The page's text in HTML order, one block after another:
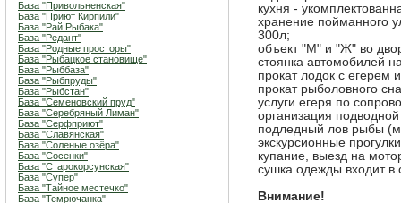
База "Привольненская"
База "Приют Кирпили"
База "Рай Рыбака"
База "Редант"
База "Родные просторы"
База "Рыбацкое становище"
База "Рыббаза"
База "Рыбпруды"
База "Рыбстан"
База "Семеновский пруд"
База "Серебряный Лиман"
База "Серфприют"
База "Славянская"
База "Соленые озёра"
База "Сосенки"
База "Старокорсунская"
База "Супер"
База "Тайное местечко"
База "Темрючанка"
кухня -
хранение пойманного
300л;
объект "М" и "Ж" во
стоянка автомобилей
прокат лодок с егерем
прокат рыболовного
услуги егеря по
организация
подледный лов рыбы
экскурсионные
купание, выезд на
сушка одежды входит в
Внимание!